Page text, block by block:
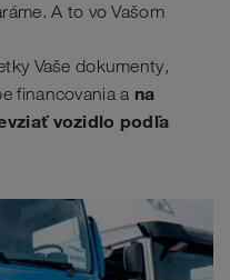
A to vo Vašom
Vaše dokumenty,
financovania a na
vozidlo podľa